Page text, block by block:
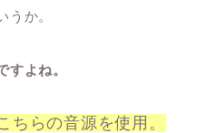
うか。
すよね。
ちらの音源を使用。